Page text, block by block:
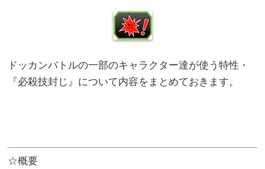
ドッカンバトルの一部のキャラクター達が使う特性・
『必殺技封じ』について内容をまとめておきます。
☆概要